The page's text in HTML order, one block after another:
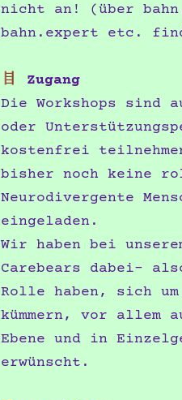
nicht an! (über
bahn.expert etc.
Zugang
Die Workshops sind
oder
kostenfrei
bisher noch keine
Neurodivergente
eingeladen.
Wir haben bei
Carebears dabei-
Rolle haben, sich
kümmern, vor allem
Ebene und in
erwünscht.